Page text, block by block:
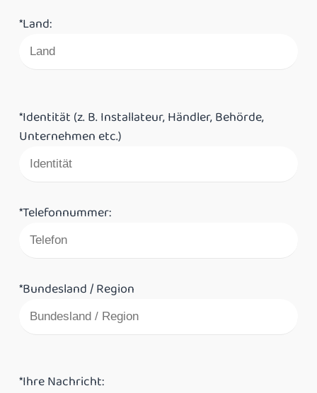
*Land:
*Identität (z. B. Installateur, Händler, Behörde,
Unternehmen etc.)
*Telefonnummer:
*Bundesland / Region
*Ihre Nachricht: